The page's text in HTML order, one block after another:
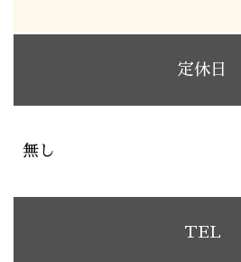
定休日
無し
TEL